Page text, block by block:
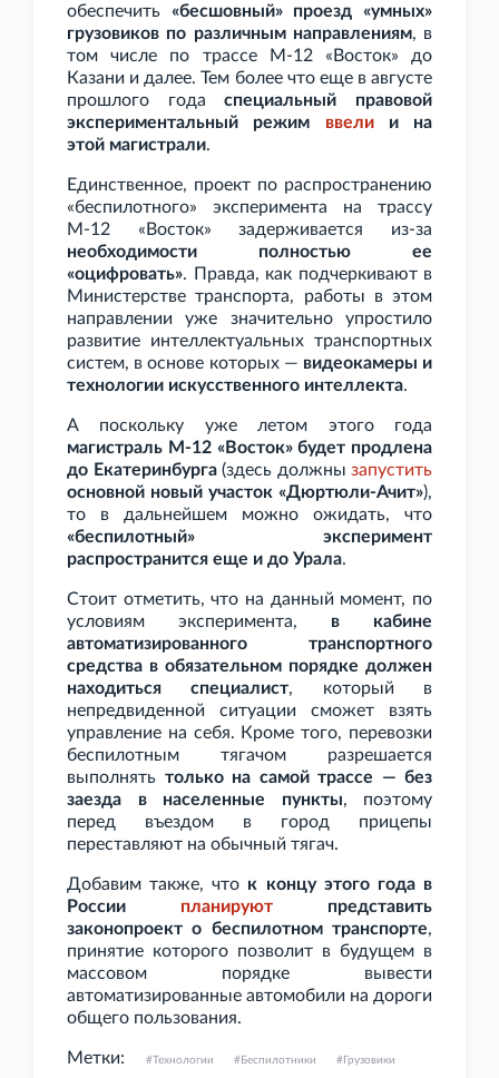
обеспечить «бесшовный» проезд «умных»
грузовиков по различным направлениям, в
том числе по трассе М-12 «Восток» до
Казани и далее. Тем более что еще в августе
прошлого годаспециальный правовой
экспериментальный режим ввелии на
этой магистрали.
Единственное, проект по распространению
«беспилотного» эксперимента на трассу
М-12 «Восток» задерживается из-за
необходимости полностью ее
«оцифровать». Правда, как подчеркивают в
Министерстве транспорта, работы в этом
направлении уже значительно упростило
развитие интеллектуальных транспортных
систем, в основе которых — видеокамеры и
технологии искусственного интеллекта.
А поскольку уже летом этого года
магистраль М-12 «Восток» будет продлена
до Екатеринбурга(здесь должны запустить
основной новый участок «Дюртюли-Ачит»),
то в дальнейшем можно ожидать, что
«беспилотный» эксперимент
распространится еще и до Урала.
Стоит отметить, что на данный момент, по
условиям эксперимента, в кабине
автоматизированного транспортного
средства в обязательном порядке должен
находиться специалист, который в
непредвиденной ситуации сможет взять
управление на себя. Кроме того, перевозки
беспилотным тягачом разрешается
выполнять только на самой трассе — без
заезда в населенные пункты, поэтому
перед въездом в город прицепы
переставляют на обычный тягач.
Добавим также, что к концу этого года в
России планируют представить
законопроект о беспилотном транспорте,
принятие которого позволит в будущем в
массовом порядке вывести
автоматизированные автомобили на дороги
общего пользования.
Метки: Технологии Беспилотники Грузовики